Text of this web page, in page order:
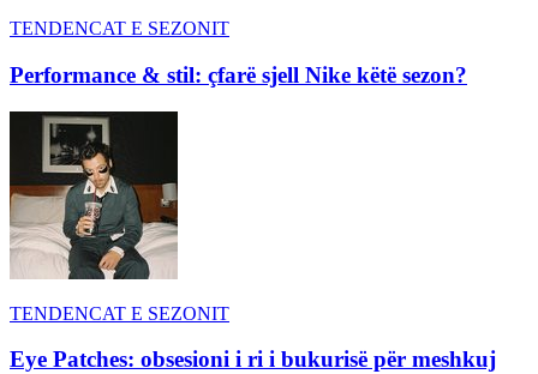
TENDENCAT E SEZONIT
Performance & stil: çfarë sjell Nike këtë sezon?
TENDENCAT E SEZONIT
Eye Patches: obsesioni i ri i bukurisë për meshkuj